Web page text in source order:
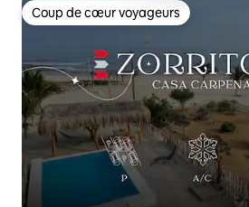
Coup de cœur voyageurs
Coup de cœur voyageurs